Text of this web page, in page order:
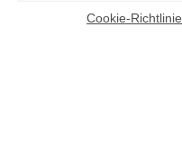
Cookie-Richtlinie